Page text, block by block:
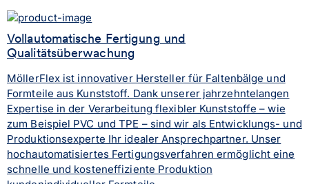
Vollautomatische Fertigung und
Qualitätsüberwachung
MöllerFlex ist innovativer Hersteller für Faltenbälge und
Formteile aus Kunststoff. Dank unserer jahrzehntelangen
Expertise in der Verarbeitung flexibler Kunststoffe – wie
zum Beispiel PVC und TPE – sind wir als Entwicklungs- und
Produktionsexperte Ihr idealer Ansprechpartner. Unser
hochautomatisiertes Fertigungsverfahren ermöglicht eine
schnelle und kosteneffiziente Produktion